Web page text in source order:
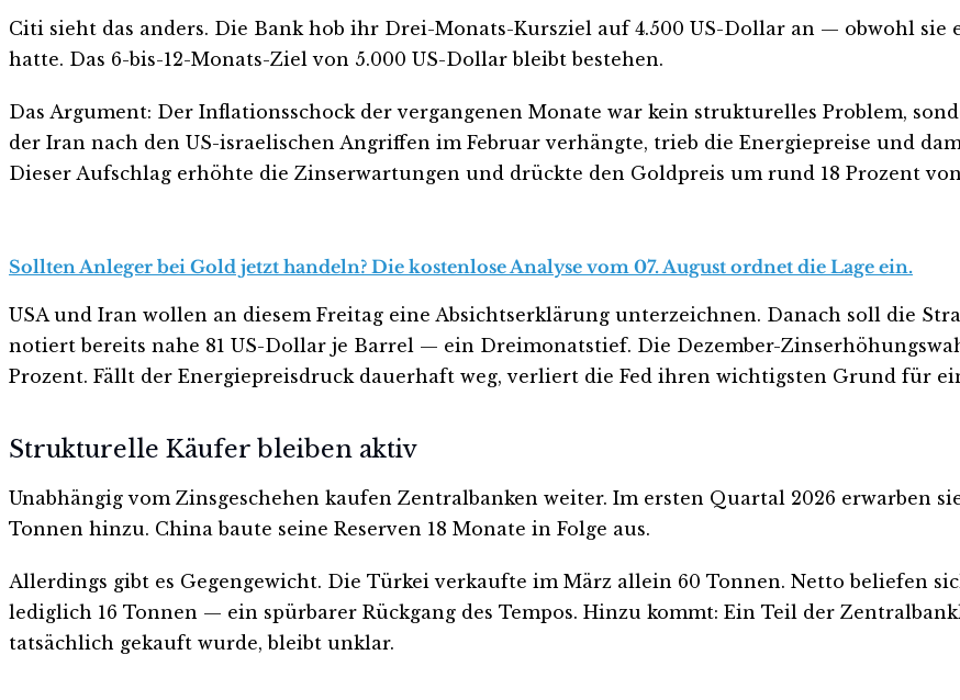
Citi sieht das anders. Die Bank hob ihr Drei-Monats-Kursziel auf 4.500 US-Dollar an — obwohl sie
hatte. Das 6-bis-12-Monats-Ziel von 5.000 US-Dollar bleibt bestehen.
Das Argument: Der Inflationsschock der vergangenen Monate war kein strukturelles Problem,
der Iran nach den US-israelischen Angriffen im Februar verhängte, trieb die Energiepreise und
Dieser Aufschlag erhöhte die Zinserwartungen und drückte den Goldpreis um rund 18 Prozent
Sollten Anleger bei Gold jetzt handeln? Die kostenlose Analyse vom 07. August ordnet die Lage ein.
USA und Iran wollen an diesem Freitag eine Absichtserklärung unterzeichnen. Danach soll die
notiert bereits nahe 81 US-Dollar je Barrel — ein Dreimonatstief. Die Dezember-
Prozent. Fällt der Energiepreisdruck dauerhaft weg, verliert die Fed ihren wichtigsten Grund für
Strukturelle Käufer bleiben aktiv
Unabhängig vom Zinsgeschehen kaufen Zentralbanken weiter. Im ersten Quartal 2026 erwarben
Tonnen hinzu. China baute seine Reserven 18 Monate in Folge aus.
Allerdings gibt es Gegengewicht. Die Türkei verkaufte im März allein 60 Tonnen. Netto beliefen
lediglich 16 Tonnen — ein spürbarer Rückgang des Tempos. Hinzu kommt: Ein Teil der
tatsächlich gekauft wurde, bleibt unklar.